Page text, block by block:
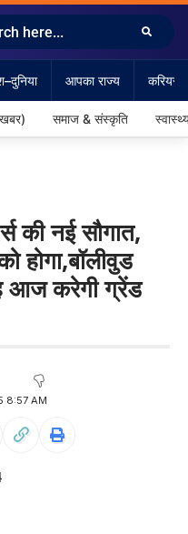
आपका राज्य करियर
खबर) समाज & संस्कृति
की नई सौगात,
होगा,बॉलीवुड
आज करेगी ग्रेंड
8:57 AM